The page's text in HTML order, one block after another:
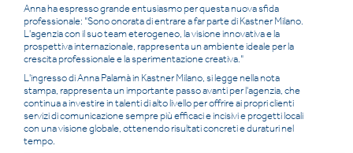
Anna ha espresso grande entusiasmo per questa nuova sfida
professionale: "Sono onorata di entrare a far parte di Kastner Milano.
L'agenzia con il suo team eterogeneo, la visione innovativa e la
prospettiva internazionale, rappresenta un ambiente ideale per la
crescita professionale e la sperimentazione creativa."
L'ingresso di Anna Palamà in Kastner Milano, si legge nella nota
stampa, rappresenta un importante passo avanti per l'agenzia, che
continua a investire in talenti di alto livello per offrire ai propri clienti
servizi di comunicazione sempre più efficaci e incisivi e progetti locali
con una visione globale, ottenendo risultati concreti e duraturi nel
tempo.